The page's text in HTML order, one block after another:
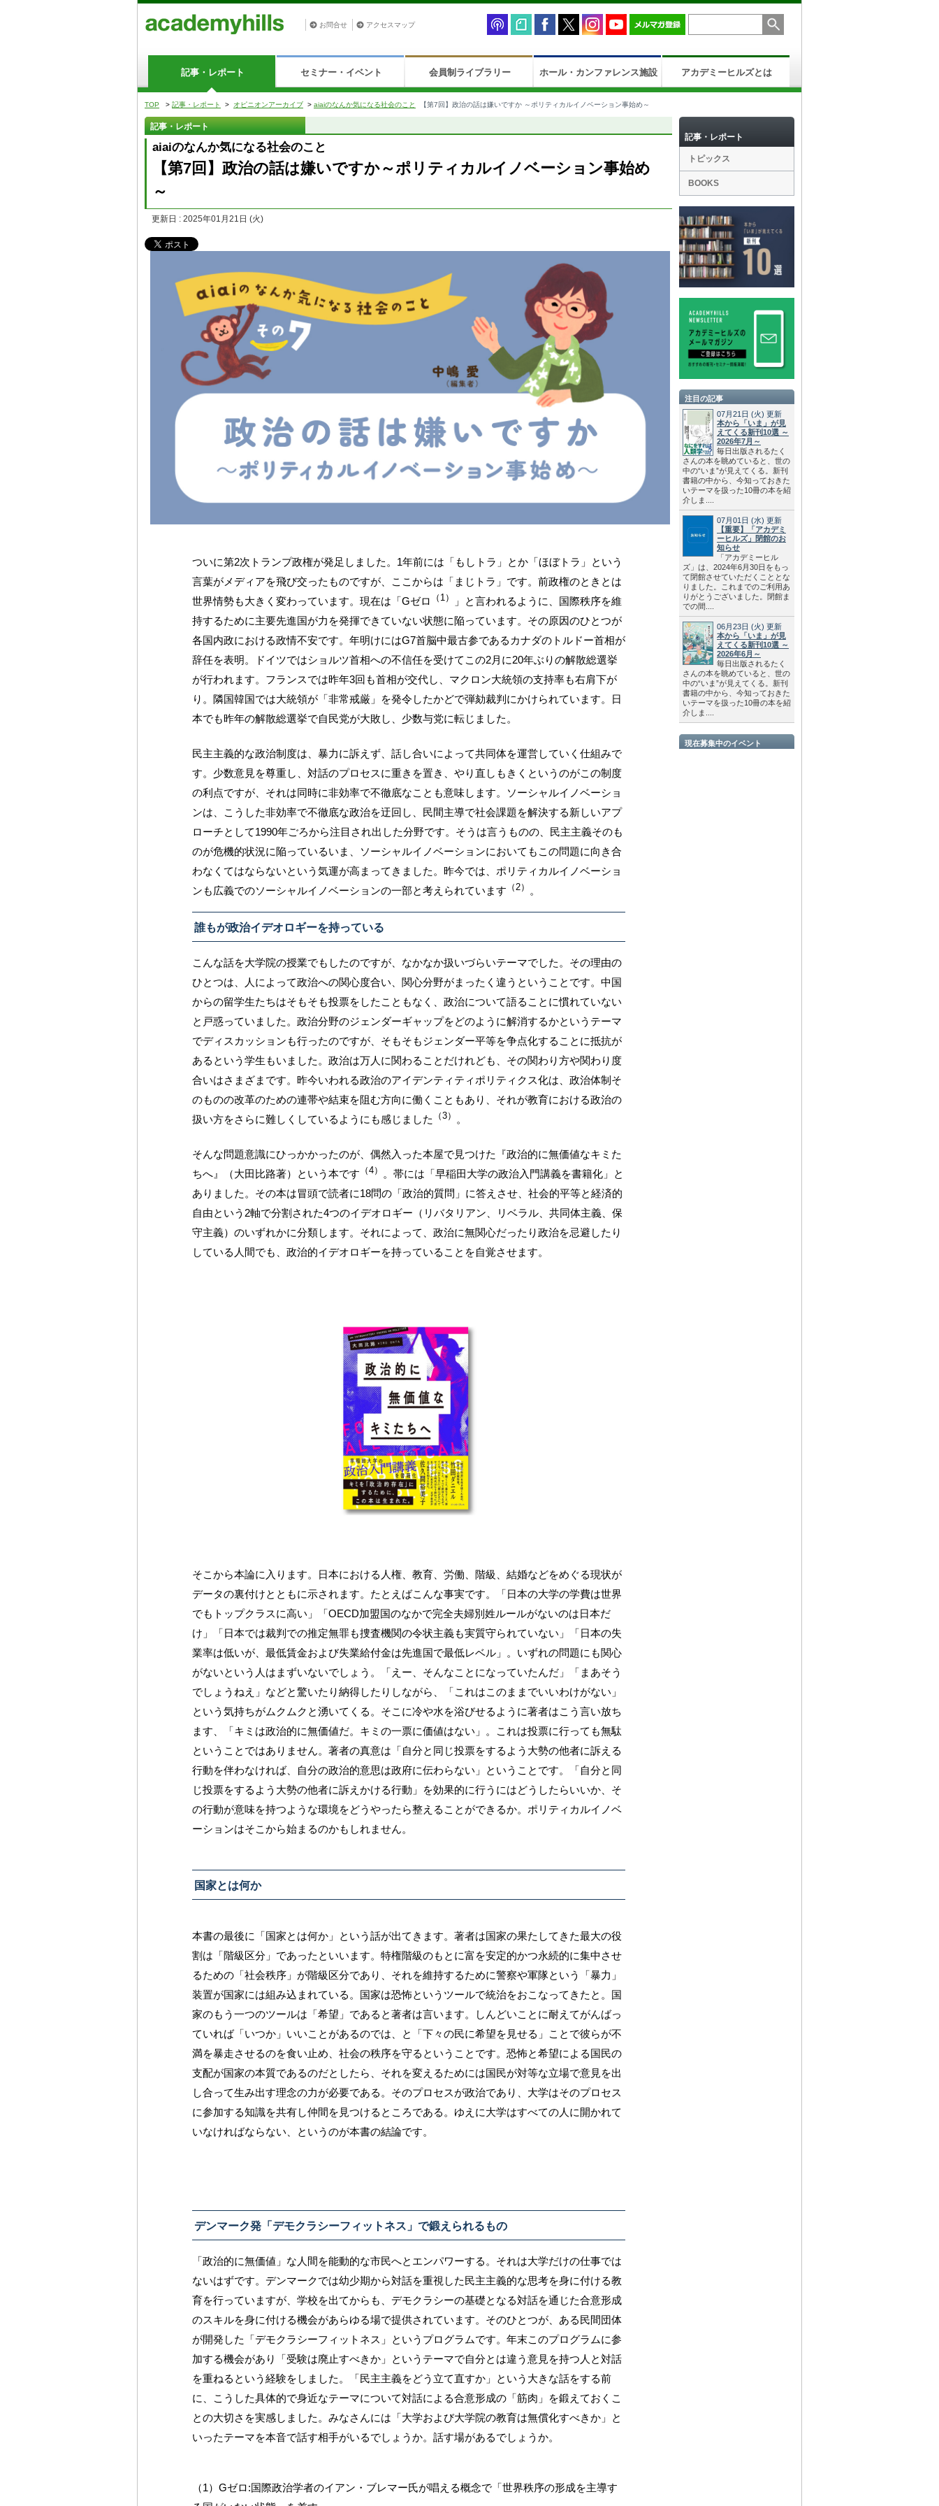
お問合せ アクセスマップ
記事・レポート セミナー・イベント 会員制ライブラリー ホール・カンファレンス施設 アカデミーヒルズとは
TOP > 記事・レポート > オピニオンアーカイブ > aiaiのなんか気になる社会のこと 【第7回】政治の話は嫌いですか ～ポリティカルイノベーション事始め～
記事・レポート
aiaiのなんか気になる社会のこと
【第7回】政治の話は嫌いですか～ポリティカルイノベーション事始め
～
更新日 : 2025年01月21日 (火)
ついに第2次トランプ政権が発足しました。1年前には「もしトラ」とか「ほぼトラ」という
言葉がメディアを飛び交ったものですが、ここからは「まじトラ」です。前政権のときとは
世界情勢も大きく変わっています。現在は「Gゼロ
（1）
」と言われるように、国際秩序を維
持するために主要先進国が力を発揮できていない状態に陥っています。その原因のひとつが
各国内政における政情不安です。年明けにはG7首脳中最古参であるカナダのトルドー首相が
辞任を表明。ドイツではショルツ首相への不信任を受けてこの2月に20年ぶりの解散総選挙
が行われます。フランスでは昨年3回も首相が交代し、マクロン大統領の支持率も右肩下が
り。隣国韓国では大統領が「非常戒厳」を発令したかどで弾劾裁判にかけられています。日
本でも昨年の解散総選挙で自民党が大敗し、少数与党に転じました。
民主主義的な政治制度は、暴力に訴えず、話し合いによって共同体を運営していく仕組みで
す。少数意見を尊重し、対話のプロセスに重きを置き、やり直しもきくというのがこの制度
の利点ですが、それは同時に非効率で不徹底なことも意味します。ソーシャルイノベーショ
ンは、こうした非効率で不徹底な政治を迂回し、民間主導で社会課題を解決する新しいアプ
ローチとして1990年ごろから注目され出した分野です。そうは言うものの、民主主義そのも
のが危機的状況に陥っているいま、ソーシャルイノベーションにおいてもこの問題に向き合
わなくてはならないという気運が高まってきました。昨今では、ポリティカルイノベーショ
ンも広義でのソーシャルイノベーションの一部と考えられています （2） 。
誰もが政治イデオロギーを持っている
こんな話を大学院の授業でもしたのですが、なかなか扱いづらいテーマでした。その理由の
ひとつは、人によって政治への関心度合い、関心分野がまったく違うということです。中国
からの留学生たちはそもそも投票をしたこともなく、政治について語ることに慣れていない
と戸惑っていました。政治分野のジェンダーギャップをどのように解消するかというテーマ
でディスカッションも行ったのですが、そもそもジェンダー平等を争点化することに抵抗が
あるという学生もいました。政治は万人に関わることだけれども、その関わり方や関わり度
合いはさまざまです。昨今いわれる政治のアイデンティティポリティクス化は、政治体制そ
のものの改革のための連帯や結束を阻む方向に働くこともあり、それが教育における政治の
扱い方をさらに難しくしているようにも感じました
（3） 。
そんな問題意識にひっかかったのが、偶然入った本屋で見つけた『政治的に無価値なキミた
ちへ』（大田比路著）という本です （4）
。帯には「早稲田大学の政治入門講義を書籍化」と
ありました。その本は冒頭で読者に18問の「政治的質問」に答えさせ、社会的平等と経済的
自由という2軸で分割された4つのイデオロギー（リバタリアン、リベラル、共同体主義、保
守主義）のいずれかに分類します。それによって、政治に無関心だったり政治を忌避したり
している人間でも、政治的イデオロギーを持っていることを自覚させます。
そこから本論に入ります。日本における人権、教育、労働、階級、結婚などをめぐる現状が
データの裏付けとともに示されます。たとえばこんな事実です。「日本の大学の学費は世界
でもトップクラスに高い」「OECD加盟国のなかで完全夫婦別姓ルールがないのは日本だ
け」「日本では裁判での推定無罪も捜査機関の令状主義も実質守られていない」「日本の失
業率は低いが、最低賃金および失業給付金は先進国で最低レベル」。いずれの問題にも関心
がないという人はまずいないでしょう。「えー、そんなことになっていたんだ」「まあそう
でしょうねえ」などと驚いたり納得したりしながら、「これはこのままでいいわけがない」
という気持ちがムクムクと湧いてくる。そこに冷や水を浴びせるように著者はこう言い放ち
ます、「キミは政治的に無価値だ。キミの一票に価値はない」。これは投票に行っても無駄
ということではありません。著者の真意は「自分と同じ投票をするよう大勢の他者に訴える
行動を伴わなければ、自分の政治的意思は政府に伝わらない」ということです。「自分と同
じ投票をするよう大勢の他者に訴えかける行動」を効果的に行うにはどうしたらいいか、そ
の行動が意味を持つような環境をどうやったら整えることができるか。ポリティカルイノベ
ーションはそこから始まるのかもしれません。
国家とは何か
本書の最後に「国家とは何か」という話が出てきます。著者は国家の果たしてきた最大の役
割は「階級区分」であったといいます。特権階級のもとに富を安定的かつ永続的に集中させ
るための「社会秩序」が階級区分であり、それを維持するために警察や軍隊という「暴力」
装置が国家には組み込まれている。国家は恐怖というツールで統治をおこなってきたと。国
家のもう一つのツールは「希望」であると著者は言います。しんどいことに耐えてがんばっ
ていれば「いつか」いいことがあるのでは、と「下々の民に希望を見せる」ことで彼らが不
満を暴走させるのを食い止め、社会の秩序を守るということです。恐怖と希望による国民の
支配が国家の本質であるのだとしたら、それを変えるためには国民が対等な立場で意見を出
し合って生み出す理念の力が必要である。そのプロセスが政治であり、大学はそのプロセス
に参加する知識を共有し仲間を見つけるところである。ゆえに大学はすべての人に開かれて
いなければならない、というのが本書の結論です。
デンマーク発「デモクラシーフィットネス」で鍛えられるもの
「政治的に無価値」な人間を能動的な市民へとエンパワーする。それは大学だけの仕事では
ないはずです。デンマークでは幼少期から対話を重視した民主主義的な思考を身に付ける教
育を行っていますが、学校を出てからも、デモクラシーの基礎となる対話を通じた合意形成
のスキルを身に付ける機会があらゆる場で提供されています。そのひとつが、ある民間団体
が開発した「デモクラシーフィットネス」というプログラムです。年末このプログラムに参
加する機会があり「受験は廃止すべきか」というテーマで自分とは違う意見を持つ人と対話
を重ねるという経験をしました。「民主主義をどう立て直すか」という大きな話をする前
に、こうした具体的で身近なテーマについて対話による合意形成の「筋肉」を鍛えておくこ
との大切さを実感しました。みなさんには「大学および大学院の教育は無償化すべきか」と
いったテーマを本音で話す相手がいるでしょうか。話す場があるでしょうか。
（1）Gゼロ:国際政治学者のイアン・ブレマー氏が唱える概念で「世界秩序の形成を主導す
記事・レポート
トピックス
BOOKS
注目の記事
07月21日 (火) 更新
本から「いま」が見
えてくる新刊10選 ～
2026年7月～
毎日出版されるたく
さんの本を眺めていると、世の
中の“いま”が見えてくる。新刊
書籍の中から、今知っておきた
いテーマを扱った10冊の本を紹
介しま....
07月01日 (水) 更新
【重要】「アカデミ
ーヒルズ」閉館のお
知らせ
「アカデミーヒル
ズ」は、2024年6月30日をもっ
て閉館させていただくこととな
りました。これまでのご利用あ
りがとうございました。閉館ま
での間....
06月23日 (火) 更新
本から「いま」が見
えてくる新刊10選 ～
2026年6月～
毎日出版されるたく
さんの本を眺めていると、世の
中の“いま”が見えてくる。新刊
書籍の中から、今知っておきた
いテーマを扱った10冊の本を紹
介しま....
現在募集中のイベント